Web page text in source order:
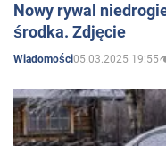
Nowy rywal
środka. Zdjęcie
Wiadomości05.03.2025 19:55